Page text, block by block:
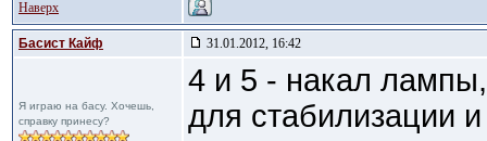
Наверх
Басист Кайф 31.01.2012, 16:42
Я играю на басу. Хочешь,
справку принесу?
4 и 5 - накал
для стабилизации и